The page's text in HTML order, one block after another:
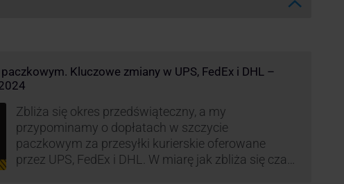
Kluczowe zmiany w UPS, FedEx i DHL –
Zbliża się okres przedświąteczny, a my
przypominamy o dopłatach w szczycie
paczkowym za przesyłki kurierskie oferowane
przez UPS, FedEx i DHL. W miarę jak zbliża się czas